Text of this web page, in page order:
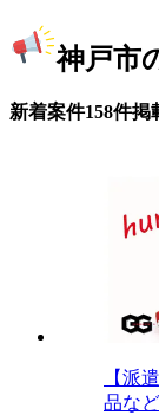
神戸市
新着案件158件掲
【派
品な